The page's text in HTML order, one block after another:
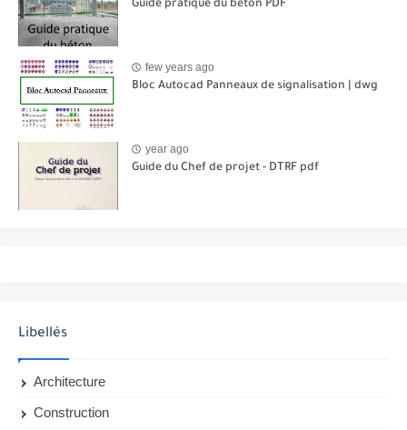
Guide pratique du béton PDF
few years ago
Bloc Autocad Panneaux de signalisation | dwg
year ago
Guide du Chef de projet - DTRF pdf
Libellés
Architecture
Construction